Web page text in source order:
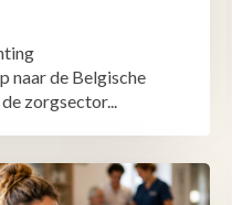
naar de Belgische
zorgsector...